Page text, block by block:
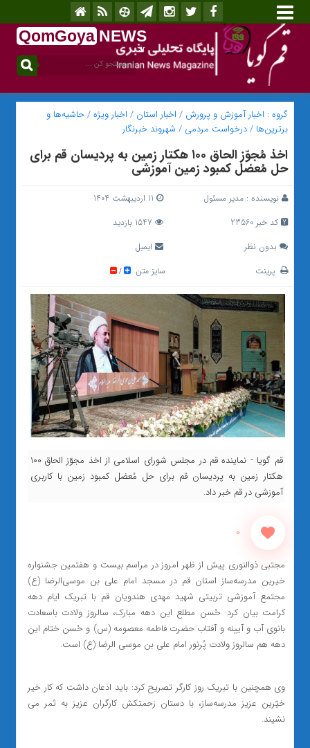
QomGoya NEWS
.ir
گروه : اخبار آموزش و پرورش / اخبار استان / اخبار ویژه/حاشیه‌ها و
برترین‌ها /درخواست مردمی / شهروند خبرنگار
اخذ مُجوّز الحاق ۱۰۰ هکتار زمین به پردیسان قم برای
حل مُعضل کمبود زمین آموزشی
نویسنده : مدیر مسئول
کد خبر 23560
بدون نظر
ایمیل
پرینت
سایز متن /
قم گویا - نماینده قم در مجلس شورای اسلامی از اخذ مجوّز الحاق ۱۰۰
هکتار زمین به پردیسان قم برای حل مُعضل کمبود زمین با کاربری
آموزشی در قم خبر داد.
0
مجتبی ذوالنوری پیش از ظهر امروز در مراسم بیست و هفتمین جشنواره
خیرین مدرسه‌ساز استان قم در مسجد امام علی بن موسی‌الرضا (ع)
مجتمع آموزشی تربیتی شهید مهدی هندویان قم با تبریک ایام دهه
کرامت بیان کرد: حُسن مطلع این دهه مبارک، سالروز ولادت باسعادت
بانوی آب و آیینه و آفتاب حضرت فاطمه معصومه (س) و حُسن ختام این
دهه هم سالروز ولادت پُرنور امام علی بن موسی الرضا (ع) است.
وی همچنین با تبریک روز کارگر تصریح کرد: باید اذعان داشت که کار خیر
خیّرین عزیز مدرسه‌ساز، با دستان زحمتکش کارگران عزیز به ثمر می
نشیند.